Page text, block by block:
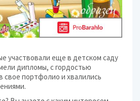
участвовали еще в детском саду
дипломы, с гордостью
свое портфолио и хвалились